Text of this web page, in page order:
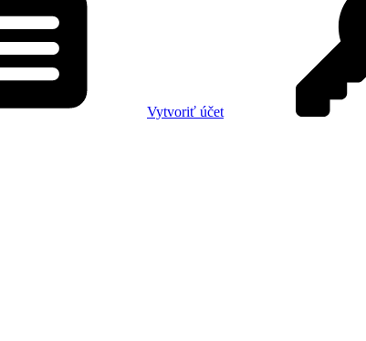
Vytvoriť účet